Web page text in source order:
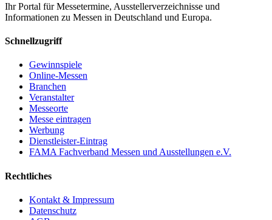
Ihr Portal für Messetermine, Ausstellerverzeichnisse und
Informationen zu Messen in Deutschland und Europa.
Schnellzugriff
Gewinnspiele
Online-Messen
Branchen
Veranstalter
Messeorte
Messe eintragen
Werbung
Dienstleister-Eintrag
FAMA Fachverband Messen und Ausstellungen e.V.
Rechtliches
Kontakt & Impressum
Datenschutz